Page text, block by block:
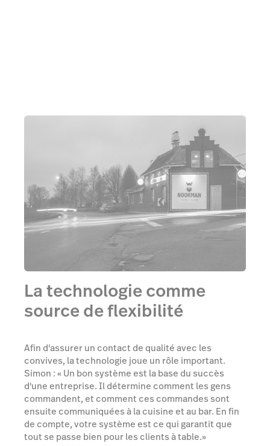
La technologie comme
source de flexibilité
Afin d'assurer un contact de qualité avec les
convives, la technologie joue un rôle important.
Simon : « Un bon système est la base du succès
d'une entreprise. Il détermine comment les gens
commandent, et comment ces commandes sont
ensuite communiquées à la cuisine et au bar. En fin
de compte, votre système est ce qui garantit que
tout se passe bien pour les clients à table.»